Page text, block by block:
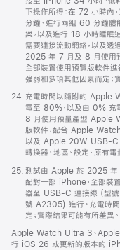
下操作所得：在 72 小時
分鐘、進行兩組 60 分鐘
樂，以及進行 18 小時睡
需要連接流動網絡，以及
2025 年 7 月及 8 月使用
全部裝置使用預覽版軟件進
強弱和多項其他因素而定；
註
24. 充電時間以隨附的 Apple
電至 80%，以及由 0%
8 月使用預量產型 Apple
版軟件，配合 Apple
以及 Apple 20W USB-C
轉換器、地區、設定、原有
註
25. 測試由 Apple 於 2025
配對一部 iPhone，全部裝
器至 USB-C 連接線 (型
號 A2305) 進行。充電時間
定；實際結果可能有所差異。
Apple Watch Ultra 3、
行 iOS 26 或更新的版本的